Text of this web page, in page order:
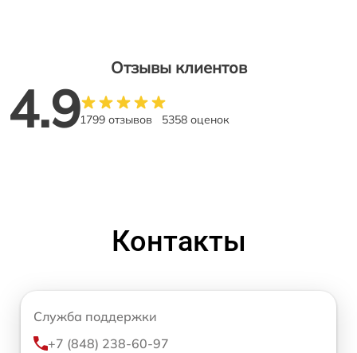
Отзывы клиентов
4.91799 отзывов 5358 оценок
Контакты
Служба поддержки
+7 (848) 238-60-97